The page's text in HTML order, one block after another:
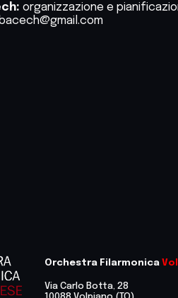
organizzazione e
Orchestra Filarmonica
Via Carlo Botta, 28